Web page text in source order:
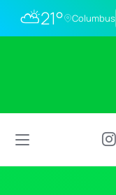
⛅21° Columbus